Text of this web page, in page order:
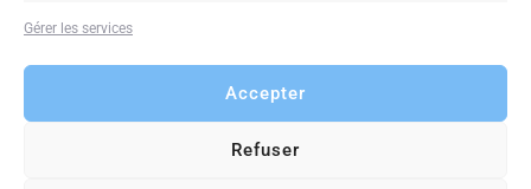
Gérer les services
Accepter
Refuser